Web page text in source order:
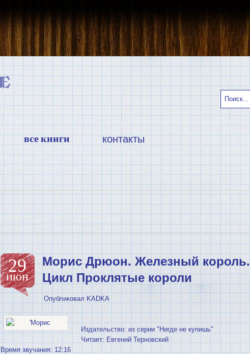
все книги контакты
29
июн
Морис Дрюон. Железный король.
Цикл Проклятые короли
Опубликовал KADKA
Издательство: из серии "Нигде не купишь"
Читает: Евгений Терновский
Время звучания: 12:16